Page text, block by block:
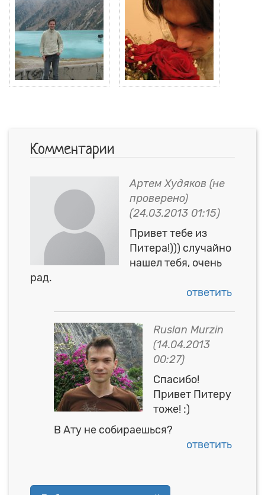
Комментарии
Артем Худяков (не
проверено)
(24.03.2013 01:15)
Привет тебе из
Питера!))) случайно
нашел тебя, очень
рад.
ответить
Ruslan Murzin
(14.04.2013
00:27)
Спасибо!
Привет Питеру
тоже! :)
В Ату не собираешься?
ответить